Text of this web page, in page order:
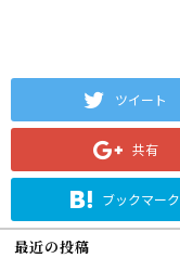
ツイート
共有
ブックマーク
最近の投稿